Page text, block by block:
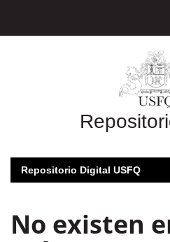
Repositorio Digital USFQ
No existen